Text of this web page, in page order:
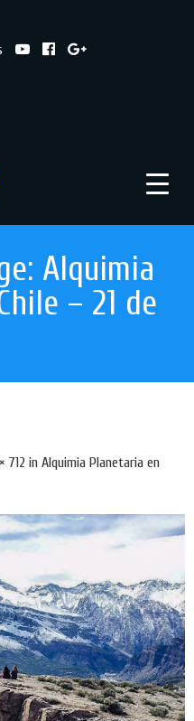
Alquimia
– 21 de
712 in Alquimia Planetaria en